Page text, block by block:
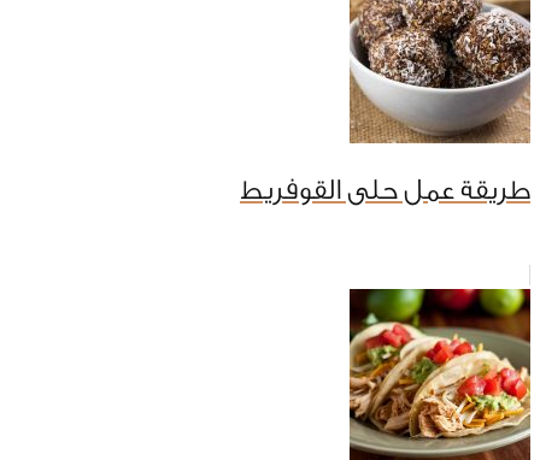
طريقة عمل حلى القوفريط